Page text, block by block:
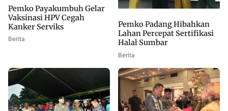
Pemko Payakumbuh Gelar
Vaksinasi HPV Cegah
Kanker Serviks
Berita
Pemko Padang Hibahkan
Lahan Percepat Sertifikasi
Halal Sumbar
Berita